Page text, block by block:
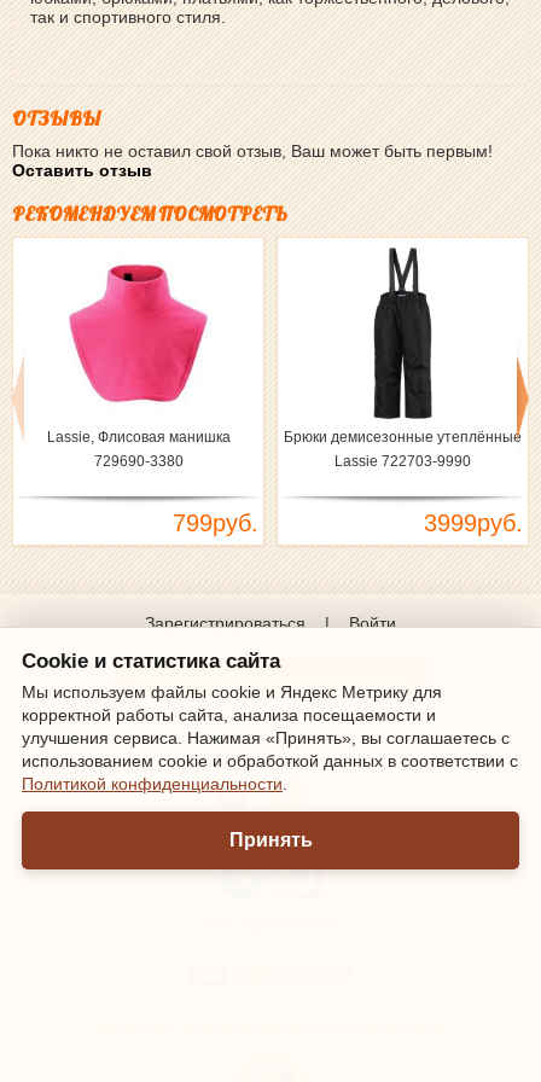
так и спортивного стиля.
ОТЗЫВЫ
Пока никто не оставил свой отзыв, Ваш может быть первым!
Оставить отзыв
РЕКОМЕНДУЕМ ПОСМОТРЕТЬ
Lassie, Флисовая манишка
729690-3380
799руб.
Брюки демисезонные утеплённые
Lassie 722703-9990
3999руб.
Зарегистрироваться | Войти
Мы онлайн
Cookie и статистика сайта
Мы используем файлы cookie и Яндекс Метрику для
корректной работы сайта, анализа посещаемости и
улучшения сервиса. Нажимая «Принять», вы соглашаетесь с
использованием cookie и обработкой данных в соответствии с
Политикой конфиденциальности
Принять